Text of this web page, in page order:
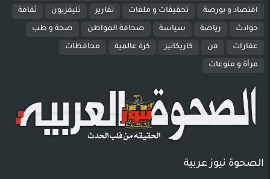
اقتصاد و بورصة تحقيقات و ملفات تقارير تليفزيون ثقافة
حوادث رياضة سياسة صحافة المواطن صحة و طب
عقارات فن كاريكاتير كرة عالمية محافظات
مرأة و منوعات
الصحوة نيوز عربية